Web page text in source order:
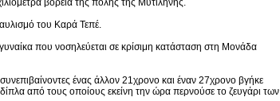
του Καρά Τεπέ.
που νοσηλεύεται σε κρίσιμη κατάσταση στη Μονάδα
ένας άλλον 21χρονο και έναν 27χρονο βγήκε
από τους οποίους εκείνη την ώρα περνούσε το ζευγάρι των